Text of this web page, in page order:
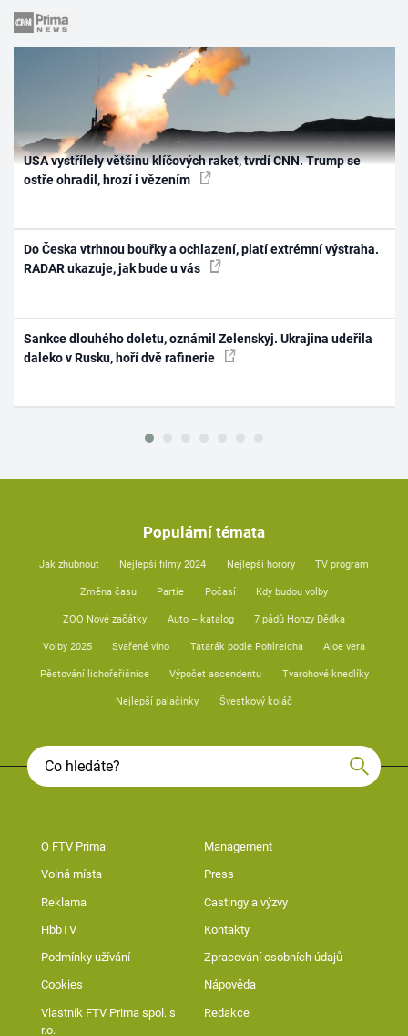
USA vystřílely většinu klíčových raket, tvrdí CNN. Trump se
ostře ohradil, hrozí i vězením
Do Česka vtrhnou bouřky a ochlazení, platí extrémní výstraha.
RADAR ukazuje, jak bude u vás
Sankce dlouhého doletu, oznámil Zelenskyj. Ukrajina udeřila
daleko v Rusku, hoří dvě rafinerie
Populární témata
Jak zhubnout Nejlepší filmy 2024 Nejlepší horory TV program
Změna času Partie Počasí Kdy budou volby
ZOO Nové začátky Auto – katalog 7 pádů Honzy Dědka
Volby 2025 Svařené víno Tatarák podle Pohlreicha Aloe vera
Pěstování lichořeřišnice Výpočet ascendentu Tvarohové knedlíky
Nejlepší palačinky Švestkový koláč
O FTV Prima Management
Volná místa Press
Reklama Castingy a výzvy
HbbTV Kontakty
Podmínky užívání Zpracování osobních údajů
Cookies Nápověda
Vlastník FTV Prima spol. s
r.o.
Redakce